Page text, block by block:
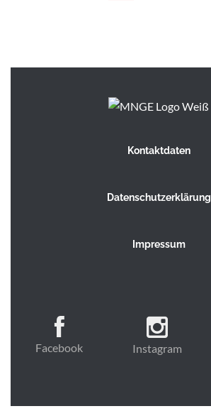
Kontaktdaten
Datenschutzerklärung
Impressum
Facebook Instagram